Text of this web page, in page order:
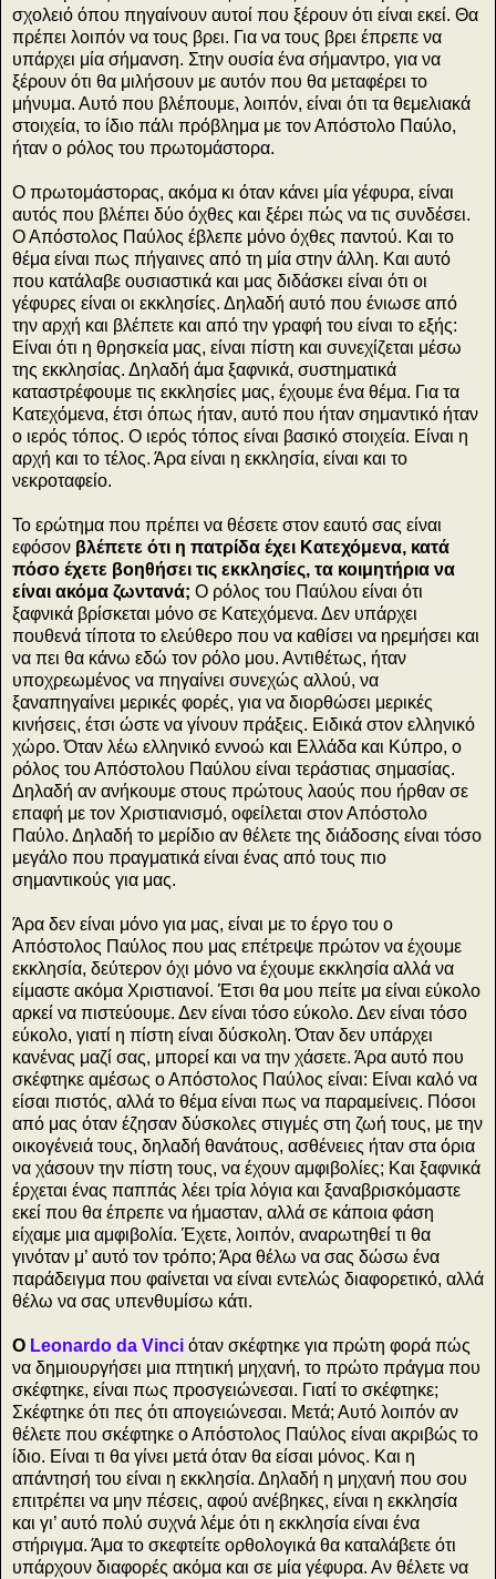
σχολειό όπου πηγαίνουν αυτοί που ξέρουν ότι είναι εκεί. Θα
πρέπει λοιπόν να τους βρει. Για να τους βρει έπρεπε να
υπάρχει μία σήμανση. Στην ουσία ένα σήμαντρο, για να
ξέρουν ότι θα μιλήσουν με αυτόν που θα μεταφέρει το
μήνυμα. Αυτό που βλέπουμε, λοιπόν, είναι ότι τα θεμελιακά
στοιχεία, το ίδιο πάλι πρόβλημα με τον Απόστολο Παύλο,
ήταν ο ρόλος του πρωτομάστορα.
Ο πρωτομάστορας, ακόμα κι όταν κάνει μία γέφυρα, είναι
αυτός που βλέπει δύο όχθες και ξέρει πώς να τις συνδέσει.
Ο Απόστολος Παύλος έβλεπε μόνο όχθες παντού. Και το
θέμα είναι πως πήγαινες από τη μία στην άλλη. Και αυτό
που κατάλαβε ουσιαστικά και μας διδάσκει είναι ότι οι
γέφυρες είναι οι εκκλησίες. Δηλαδή αυτό που ένιωσε από
την αρχή και βλέπετε και από την γραφή του είναι το εξής:
Είναι ότι η θρησκεία μας, είναι πίστη και συνεχίζεται μέσω
της εκκλησίας. Δηλαδή άμα ξαφνικά, συστηματικά
καταστρέφουμε τις εκκλησίες μας, έχουμε ένα θέμα. Για τα
Κατεχόμενα, έτσι όπως ήταν, αυτό που ήταν σημαντικό ήταν
ο ιερός τόπος. Ο ιερός τόπος είναι βασικό στοιχεία. Είναι η
αρχή και το τέλος. Άρα είναι η εκκλησία, είναι και το
νεκροταφείο.
Το ερώτημα που πρέπει να θέσετε στον εαυτό σας είναι
εφόσον βλέπετε ότι η πατρίδα έχει Κατεχόμενα, κατά
πόσο έχετε βοηθήσει τις εκκλησίες, τα κοιμητήρια να
είναι ακόμα ζωντανά; Ο ρόλος του Παύλου είναι ότι
ξαφνικά βρίσκεται μόνο σε Κατεχόμενα. Δεν υπάρχει
πουθενά τίποτα το ελεύθερο που να καθίσει να ηρεμήσει και
να πει θα κάνω εδώ τον ρόλο μου. Αντιθέτως, ήταν
υποχρεωμένος να πηγαίνει συνεχώς αλλού, να
ξαναπηγαίνει μερικές φορές, για να διορθώσει μερικές
κινήσεις, έτσι ώστε να γίνουν πράξεις. Ειδικά στον ελληνικό
χώρο. Όταν λέω ελληνικό εννοώ και Ελλάδα και Κύπρο, ο
ρόλος του Απόστολου Παύλου είναι τεράστιας σημασίας.
Δηλαδή αν ανήκουμε στους πρώτους λαούς που ήρθαν σε
επαφή με τον Χριστιανισμό, οφείλεται στον Απόστολο
Παύλο. Δηλαδή το μερίδιο αν θέλετε της διάδοσης είναι τόσο
μεγάλο που πραγματικά είναι ένας από τους πιο
σημαντικούς για μας.
Άρα δεν είναι μόνο για μας, είναι με το έργο του ο
Απόστολος Παύλος που μας επέτρεψε πρώτον να έχουμε
εκκλησία, δεύτερον όχι μόνο να έχουμε εκκλησία αλλά να
είμαστε ακόμα Χριστιανοί. Έτσι θα μου πείτε μα είναι εύκολο
αρκεί να πιστεύουμε. Δεν είναι τόσο εύκολο. Δεν είναι τόσο
εύκολο, γιατί η πίστη είναι δύσκολη. Όταν δεν υπάρχει
κανένας μαζί σας, μπορεί και να την χάσετε. Άρα αυτό που
σκέφτηκε αμέσως ο Απόστολος Παύλος είναι: Είναι καλό να
είσαι πιστός, αλλά το θέμα είναι πως να παραμείνεις. Πόσοι
από μας όταν έζησαν δύσκολες στιγμές στη ζωή τους, με την
οικογένειά τους, δηλαδή θανάτους, ασθένειες ήταν στα όρια
να χάσουν την πίστη τους, να έχουν αμφιβολίες; Και ξαφνικά
έρχεται ένας παππάς λέει τρία λόγια και ξαναβρισκόμαστε
εκεί που θα έπρεπε να ήμασταν, αλλά σε κάποια φάση
είχαμε μια αμφιβολία. Έχετε, λοιπόν, αναρωτηθεί τι θα
γινόταν μ’ αυτό τον τρόπο; Άρα θέλω να σας δώσω ένα
παράδειγμα που φαίνεται να είναι εντελώς διαφορετικό, αλλά
θέλω να σας υπενθυμίσω κάτι.
Ο Leonardo da Vinci όταν σκέφτηκε για πρώτη φορά πώς
να δημιουργήσει μια πτητική μηχανή, το πρώτο πράγμα που
σκέφτηκε, είναι πως προσγειώνεσαι. Γιατί το σκέφτηκε;
Σκέφτηκε ότι πες ότι απογειώνεσαι. Μετά; Αυτό λοιπόν αν
θέλετε που σκέφτηκε ο Απόστολος Παύλος είναι ακριβώς το
ίδιο. Είναι τι θα γίνει μετά όταν θα είσαι μόνος. Και η
απάντησή του είναι η εκκλησία. Δηλαδή η μηχανή που σου
επιτρέπει να μην πέσεις, αφού ανέβηκες, είναι η εκκλησία
και γι’ αυτό πολύ συχνά λέμε ότι η εκκλησία είναι ένα
στήριγμα. Άμα το σκεφτείτε ορθολογικά θα καταλάβετε ότι
υπάρχουν διαφορές ακόμα και σε μία γέφυρα. Αν θέλετε να